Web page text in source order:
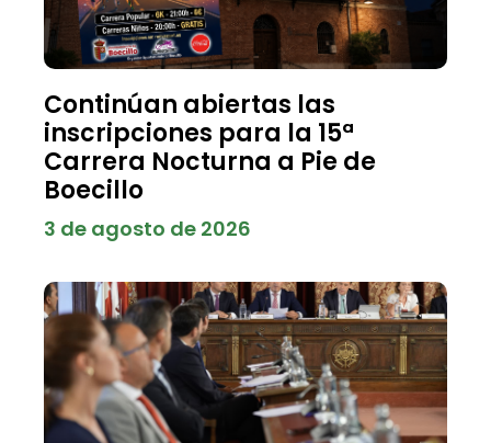
Continúan abiertas las
inscripciones para la 15ª
Carrera Nocturna a Pie de
Boecillo
3 de agosto de 2026